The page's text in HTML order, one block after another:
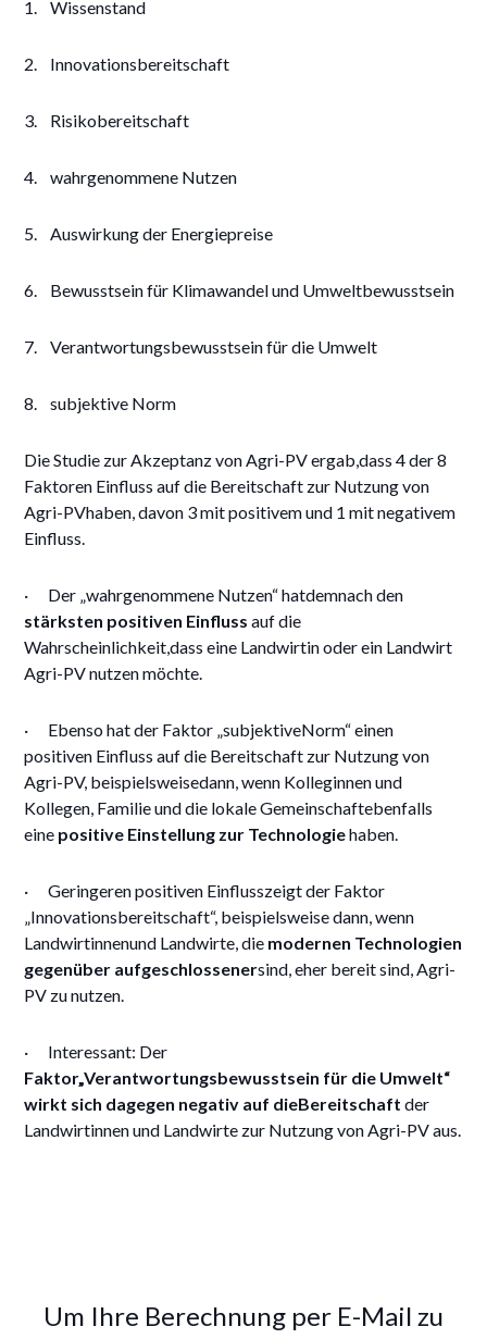
1. Wissenstand
2. Innovationsbereitschaft
3. Risikobereitschaft
4. wahrgenommene Nutzen
5. Auswirkung der Energiepreise
6. Bewusstsein für Klimawandel und Umweltbewusstsein
7. Verantwortungsbewusstsein für die Umwelt
8. subjektive Norm
Die Studie zur Akzeptanz von Agri-PV ergab,dass 4 der 8
Faktoren Einfluss auf die Bereitschaft zur Nutzung von
Agri-PVhaben, davon 3 mit positivem und 1 mit negativem
Einfluss.
· Der „wahrgenommene Nutzen“ hatdemnach den
stärksten positiven Einfluss auf die
Wahrscheinlichkeit,dass eine Landwirtin oder ein Landwirt
Agri-PV nutzen möchte.
· Ebenso hat der Faktor „subjektiveNorm“ einen
positiven Einfluss auf die Bereitschaft zur Nutzung von
Agri-PV, beispielsweisedann, wenn Kolleginnen und
Kollegen, Familie und die lokale Gemeinschaftebenfalls
eine positive Einstellung zur Technologiehaben.
· Geringeren positiven Einflusszeigt der Faktor
„Innovationsbereitschaft“, beispielsweise dann, wenn
Landwirtinnenund Landwirte, die modernen Technologien
gegenüber aufgeschlossenersind, eher bereit sind, Agri-
PV zu nutzen.
· Interessant: Der
Faktor„Verantwortungsbewusstsein für die Umwelt“
wirkt sich dagegen negativ auf dieBereitschaft der
Landwirtinnen und Landwirte zur Nutzung von Agri-PV aus.
Um Ihre Berechnung per E-Mail zu